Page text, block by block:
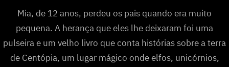
Mia, de 12 anos, perdeu os pais quando era muito
pequena. A herança que eles lhe deixaram foi uma
pulseira e um velho livro que conta histórias sobre a terra
de Centópia, um lugar mágico onde elfos, unicórnios,